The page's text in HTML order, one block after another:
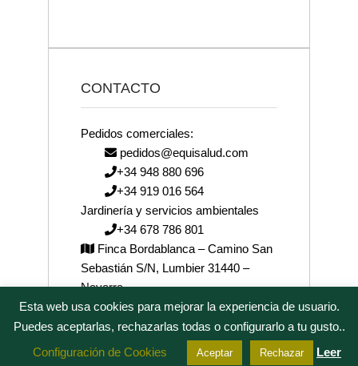
CONTACTO
Pedidos comerciales:
pedidos@equisalud.com
+34 948 880 696
+34 919 016 564
Jardinería y servicios ambientales
+34 678 786 801
Finca Bordablanca – Camino San
Sebastián S/N, Lumbier 31440 –
Navarra
josenea@josenea.bio
Esta web usa cookies para mejorar la experiencia de usuario.
Puedes aceptarlas, rechazarlas todas o configurarlo a tu gusto..
Configuración de Cookies
Aceptar Rechazar Leer